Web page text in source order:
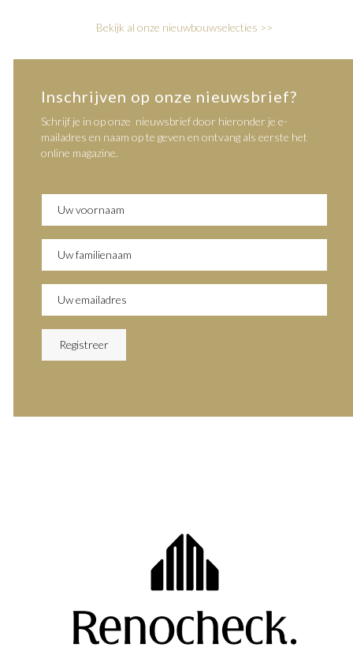
Bekijk al onze nieuwbouwselecties >>
Inschrijven op onze nieuwsbrief?
Schrijf je in op onze nieuwsbrief door hieronder je e-
mailadres en naam op te geven en ontvang als eerste het
online magazine.